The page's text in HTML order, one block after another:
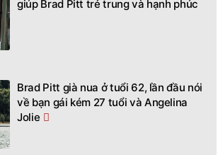
giúp Brad Pitt trẻ trung và hạnh phúc
Brad Pitt già nua ở tuổi 62, lần đầu nói
về bạn gái kém 27 tuổi và Angelina
Jolie